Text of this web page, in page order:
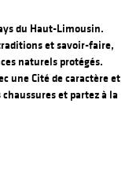
du Haut-Limousin.
et savoir-faire,
naturels protégés.
une Cité de caractère et
et partez à la